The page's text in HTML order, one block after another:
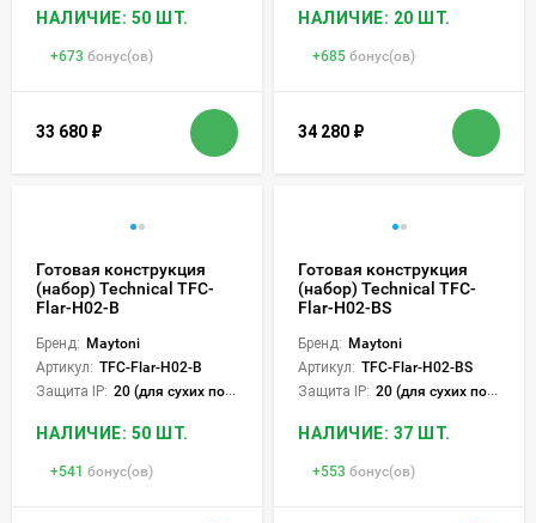
НАЛИЧИЕ: 50 ШТ.
+673 бонус(ов)
33 680 ₽
НАЛИЧИЕ: 20 ШТ.
+685 бонус(ов)
34 280 ₽
Готовая конструкция
(набор) Technical TFC-
Flar-H02-B
Бренд: Maytoni
Артикул: TFC-Flar-H02-B
Защита IP: 20 (для сухих пом.)
НАЛИЧИЕ: 50 ШТ.
+541 бонус(ов)
Готовая конструкция
(набор) Technical TFC-
Flar-H02-BS
Бренд: Maytoni
Артикул: TFC-Flar-H02-BS
Защита IP: 20 (для сухих пом.)
НАЛИЧИЕ: 37 ШТ.
+553 бонус(ов)